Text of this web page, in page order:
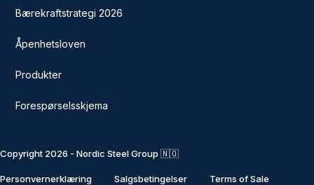
Bærekraftstrategi 2026
Åpenhetsloven
Produkter
Forespørselsskjema
Copyright 2026 - Nordic Steel Group 🇳🇴
Personvernerklæring Salgsbetingelser Terms of Sale